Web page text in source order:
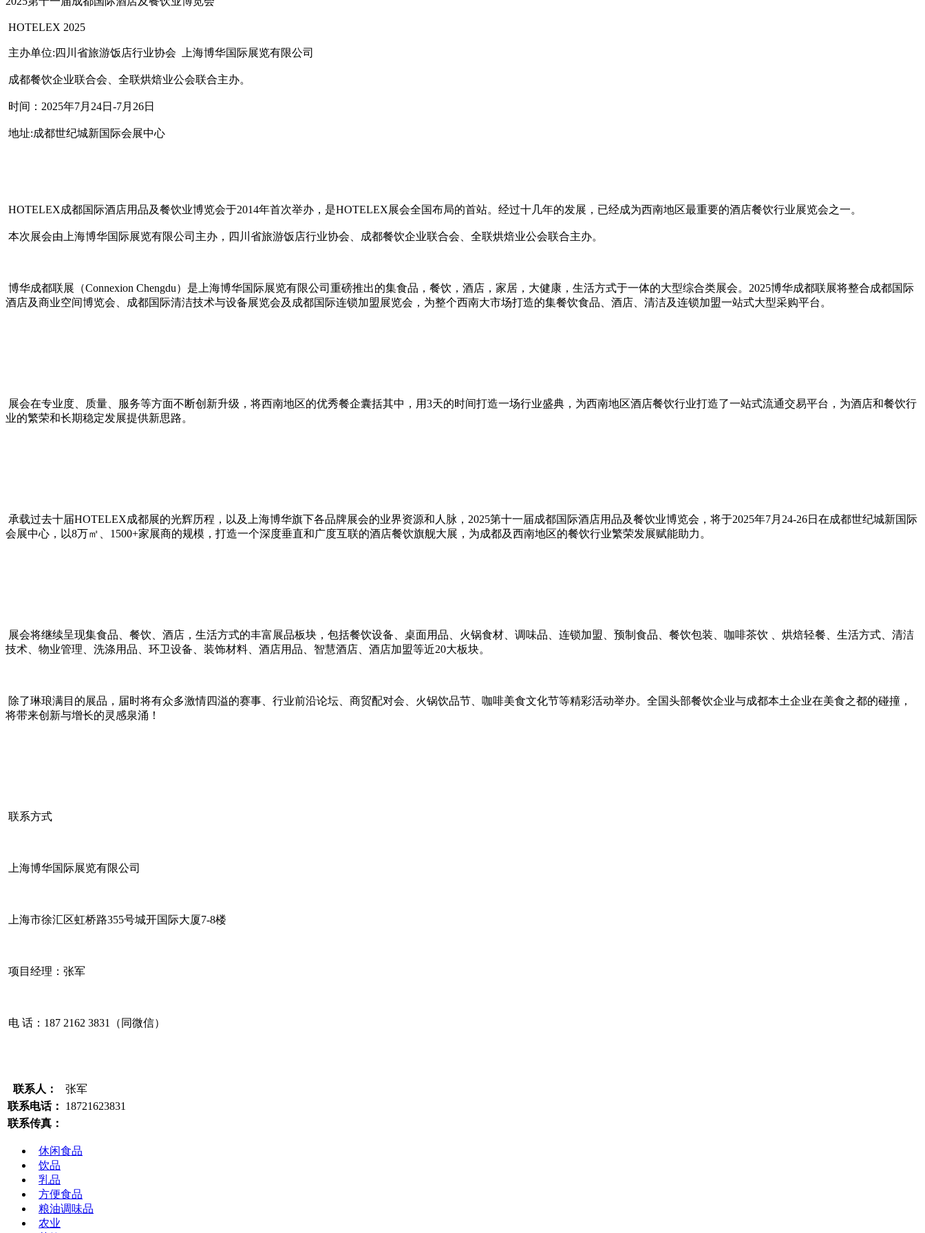
HOTELEX 2025
主办单位:四川省旅游饭店行业协会 上海博华国际展览有限公司
成都餐饮企业联合会、全联烘焙业公会联合主办。
时间：2025年7月24日-7月26日
地址:成都世纪城新国际会展中心
HOTELEX成都国际酒店用品及餐饮业博览会于2014年首次举办，是HOTELEX展会全国布局的首站。经过十几年的发展，已经成为西南地区最重要的酒店餐饮行业展览会之一。
本次展会由上海博华国际展览有限公司主办，四川省旅游饭店行业协会、成都餐饮企业联合会、全联烘焙业公会联合主办。
博华成都联展（Connexion Chengdu）是上海博华国际展览有限公司重磅推出的集食品，餐饮，酒店，家居，大健康，生活方式于一体的大型综合类展会。2025博华成都联展将整合成都国际
酒店及商业空间博览会、成都国际清洁技术与设备展览会及成都国际连锁加盟展览会，为整个西南大市场打造的集餐饮食品、酒店、清洁及连锁加盟一站式大型采购平台。
展会在专业度、质量、服务等方面不断创新升级，将西南地区的优秀餐企囊括其中，用3天的时间打造一场行业盛典，为西南地区酒店餐饮行业打造了一站式流通交易平台，为酒店和餐饮行
业的繁荣和长期稳定发展提供新思路。
承载过去十届HOTELEX成都展的光辉历程，以及上海博华旗下各品牌展会的业界资源和人脉，2025第十一届成都国际酒店用品及餐饮业博览会，将于2025年7月24-26日在成都世纪城新国际
会展中心，以8万㎡、1500+家展商的规模，打造一个深度垂直和广度互联的酒店餐饮旗舰大展，为成都及西南地区的餐饮行业繁荣发展赋能助力。
展会将继续呈现集食品、餐饮、酒店，生活方式的丰富展品板块，包括餐饮设备、桌面用品、火锅食材、调味品、连锁加盟、预制食品、餐饮包装、咖啡茶饮 、烘焙轻餐、生活方式、清洁
技术、物业管理、洗涤用品、环卫设备、装饰材料、酒店用品、智慧酒店、酒店加盟等近20大板块。
除了琳琅满目的展品，届时将有众多激情四溢的赛事、行业前沿论坛、商贸配对会、火锅饮品节、咖啡美食文化节等精彩活动举办。全国头部餐饮企业与成都本土企业在美食之都的碰撞，
将带来创新与增长的灵感泉涌！
联系方式
上海博华国际展览有限公司
上海市徐汇区虹桥路355号城开国际大厦7-8楼
项目经理：张军
电 话：187 2162 3831（同微信）
联系人：
张军
联系电话：
18721623831
联系传真：
休闲食品
饮品
乳品
方便食品
粮油调味品
农业